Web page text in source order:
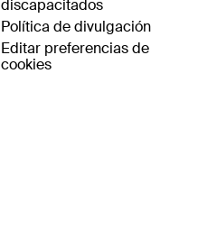
discapacitados
Política de divulgación
Editar preferencias de
cookies